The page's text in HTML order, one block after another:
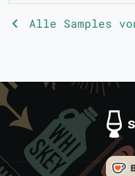
Alle Samples